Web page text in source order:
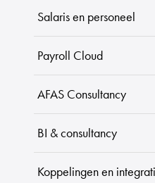
Salaris en personeel
Payroll Cloud
AFAS Consultancy
BI & consultancy
Koppelingen en